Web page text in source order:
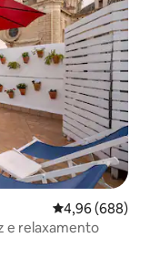
4,96 de uma
4,96 (688)
e relaxamento